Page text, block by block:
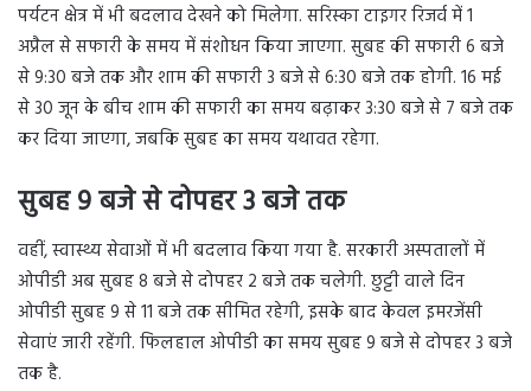
पर्यटन क्षेत्र में भी बदलाव देखने को मिलेगा. सरिस्का टाइगर रिजर्व में 1
अप्रैल से सफारी के समय में संशोधन किया जाएगा. सुबह की सफारी 6 बजे
से 9:30 बजे तक और शाम की सफारी 3 बजे से 6:30 बजे तक होगी. 16 मई
से 30 जून के बीच शाम की सफारी का समय बढ़ाकर 3:30 बजे से 7 बजे तक
कर दिया जाएगा, जबकि सुबह का समय यथावत रहेगा.
सुबह 9 बजे से दोपहर 3 बजे तक
वहीं, स्वास्थ्य सेवाओं में भी बदलाव किया गया है. सरकारी अस्पतालों में
ओपीडी अब सुबह 8 बजे से दोपहर 2 बजे तक चलेगी. छुट्टी वाले दिन
ओपीडी सुबह 9 से 11 बजे तक सीमित रहेगी, इसके बाद केवल इमरजेंसी
सेवाएं जारी रहेंगी. फिलहाल ओपीडी का समय सुबह 9 बजे से दोपहर 3 बजे
तक है.